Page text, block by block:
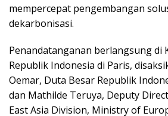
mempercepat pengembangan
dekarbonisasi.
Penandatanganan berlangsung di
Republik Indonesia di Paris,
Oemar, Duta Besar Republik
dan Mathilde Teruya, Deputy
East Asia Division, Ministry of